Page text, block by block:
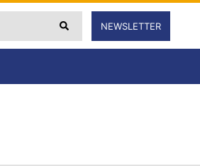
NEWSLETTER